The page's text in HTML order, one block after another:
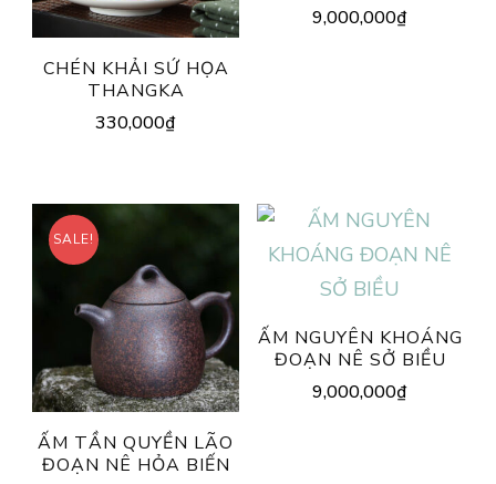
CHÉN KHẢI SỨ HỌA
THANGKA
330,000₫
9,000,000₫
SALE!
ẤM TẦN QUYỀN LÃO
ĐOẠN NÊ HỎA BIẾN
ẤM NGUYÊN KHOÁNG
ĐOẠN NÊ SỞ BIỀU
9,000,000₫